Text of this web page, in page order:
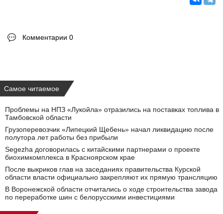
Комментарии 0
Самое читаемое
Проблемы на НПЗ «Лукойла» отразились на поставках топлива в
Тамбовской области
Грузоперевозчик «Липецкий Щебень» начал ликвидацию после
полутора лет работы без прибыли
Segezha договорилась с китайскими партнерами о проекте
биохимкомплекса в Красноярском крае
После выкриков глав на заседаниях правительства Курской
области власти официально закрепляют их прямую трансляцию
В Воронежской области отчитались о ходе строительства завода
по переработке шин с белорусскими инвестициями